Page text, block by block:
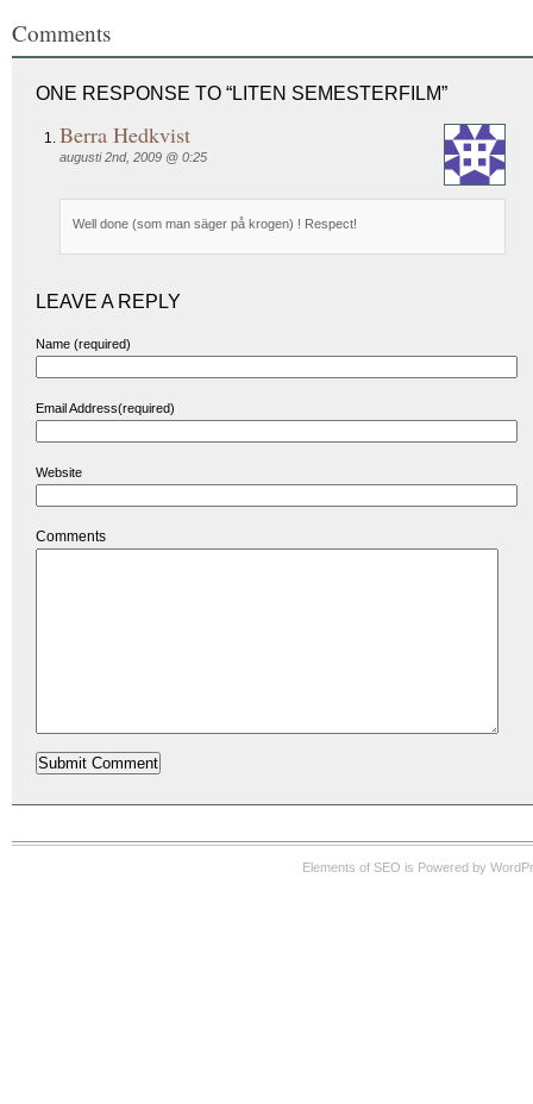
Comments
ONE RESPONSE TO “LITEN SEMESTERFILM”
Berra Hedkvist
augusti 2nd, 2009 @ 0:25
Well done (som man säger på krogen) ! Respect!
LEAVE A REPLY
Name (required)
Email Address(required)
Website
Comments
Elements of SEO is Powered by